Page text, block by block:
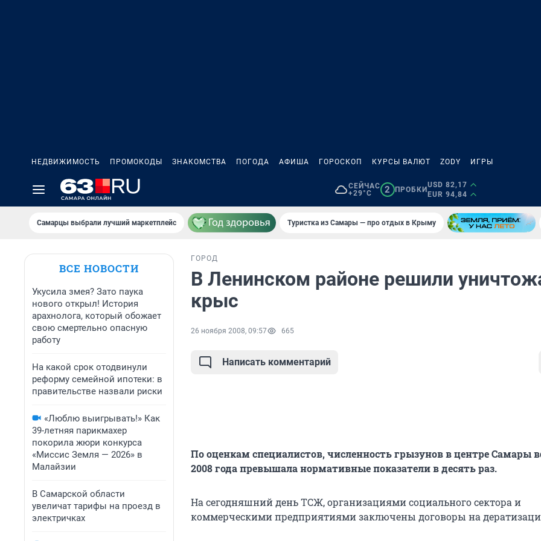
НЕДВИЖИМОСТЬ ПРОМОКОДЫ ЗНАКОМСТВА ПОГОДА АФИША ГОРОСКОП КУРСЫ ВАЛЮТ ZODY ИГРЫ
СЕЙЧАС
+29°C
2 ПРОБКИ
USD 82,17
EUR 94,84
Самарцы выбрали лучший маркетплейс Туристка из Самары — про отдых в Крыму
ВСЕ НОВОСТИ
Укусила змея? Зато паука
нового открыл! История
арахнолога, который обожает
свою смертельно опасную
работу
На какой срок отодвинули
реформу семейной ипотеки: в
правительстве назвали риски
«Люблю выигрывать!» Как
39-летняя парикмахер
покорила жюри конкурса
«Миссис Земля — 2026» в
Малайзии
В Самарской области
увеличат тарифы на проезд в
электричках
ГОРОД
В Ленинском районе решили
крыс
26 ноября 2008, 09:57 665
Написать комментарий
По оценкам специалистов, численность грызунов в центре Самары
2008 года превышала нормативные показатели в десять раз.
На сегодняшний день ТСЖ, организациями социального сектора и
коммерческими предприятиями заключены договоры на